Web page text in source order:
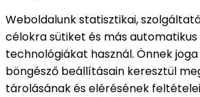
Weboldalunk statisztikai,
célokra sütiket és más
technológiákat használ. Önnek
böngésző beállításain keresztül
tárolásának és elérésének